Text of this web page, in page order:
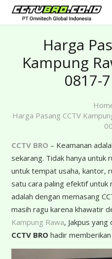
Harga
Kampung
0817-
Harga Pasang CCTV
CCTV BRO – Keamanan
sekarang. Tidak hanya untuk
untuk tempat usaha, kantor,
satu cara paling efektif untuk
adalah dengan memasang
masih ragu karena khawatir
Kampung Rawa, Jakpus yang
CCTV BRO hadir